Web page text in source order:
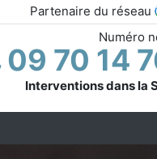
Partenaire du réseau
Numéro
09 70 14
Interventions dans la